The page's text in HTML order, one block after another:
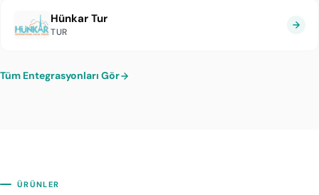
Hünkar Tur
TUR
Tüm Entegrasyonları Gör
ÜRÜNLER